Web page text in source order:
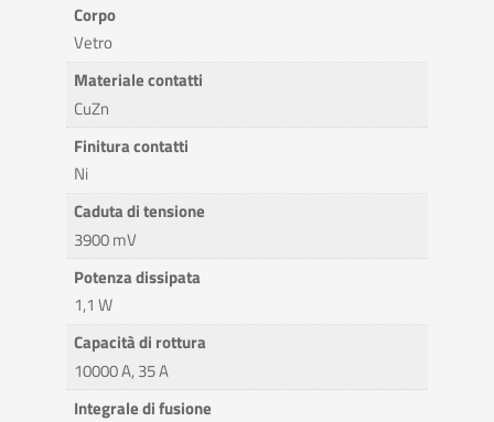
Corpo
Vetro
Materiale contatti
CuZn
Finitura contatti
Ni
Caduta di tensione
3900 mV
Potenza dissipata
1,1 W
Capacità di rottura
10000 A, 35 A
Integrale di fusione